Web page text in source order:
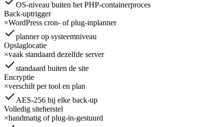
OS-niveau buiten het PHP-containerproces
Back-uptrigger
×WordPress cron- of plug-inplanner
planner op systeemniveau
Opslaglocatie
×vaak standaard dezelfde server
standaard buiten de site
Encryptie
×verschilt per tool en plan
AES-256 bij elke back-up
Volledig siteherstel
×handmatig of plug-in-gestuurd